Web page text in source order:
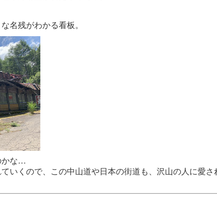
名残がわかる看板。
かな…
いくので、この中山道や日本の街道も、沢山の人に愛さ